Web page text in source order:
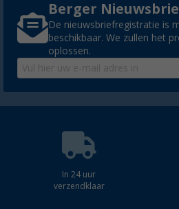
Berger
De nieuwsbriefregistratie is
beschikbaar. We zullen het
oplossen.
In 24 uur
verzendklaar